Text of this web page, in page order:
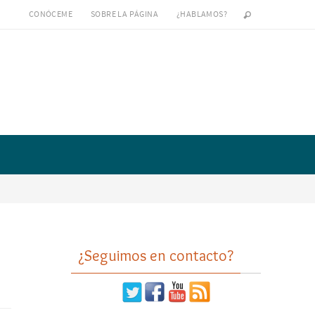
CONÓCEME SOBRE LA PÁGINA ¿HABLAMOS?
¿Seguimos en contacto?